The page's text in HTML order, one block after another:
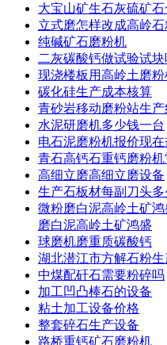
大宝山矿生石灰硫矿
立式磨怎样改成高岭
纯碱矿石磨粉机
二灰碳酸钙做试验试块
现浇楼板用高岭土磨
碳化硅生产成本核算
青砂岩移动磨粉站生
水泥研磨机多少钱一台
电石泥磨粉机报价现
青石高钙石重钙磨粉
高细立磨高细立磨设备
生产石板材每副刀头
微粉磨白泥高岭土矿
磨白泥高岭土矿鸿盛
球磨机磨重质碳酸钙
湖北潜江市方解石粉
中煤配矸石需要粉碎吗
加工凹凸棒石的设备
粘土加工设备价格
整套碎石生产设备
路桥重钙矿石磨粉机